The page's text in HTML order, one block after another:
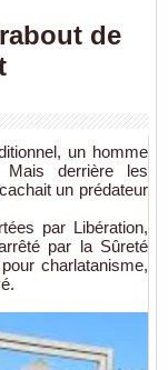
de
un homme
derrière les
un prédateur
par Libération,
par la Sûreté
charlatanisme,